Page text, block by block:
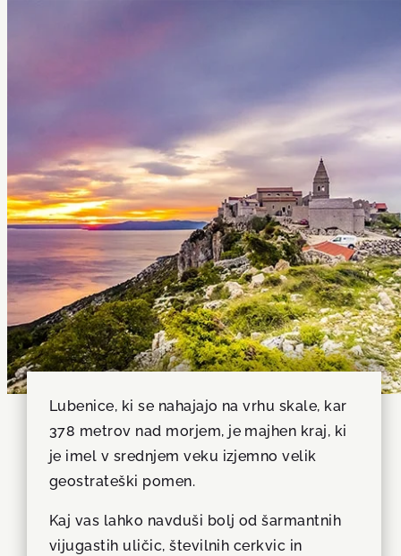
Lubenice, ki se nahajajo na vrhu skale, kar
378 metrov nad morjem, je majhen kraj, ki
je imel v srednjem veku izjemno velik
geostrateški pomen.
Kaj vas lahko navduši bolj od šarmantnih
vijugastih uličic, številnih cerkvic in